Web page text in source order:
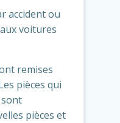
accident ou
voitures
remises
pièces qui
pièces et